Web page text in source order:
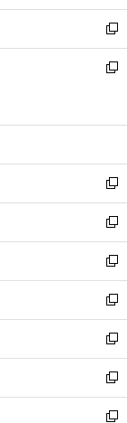
開
く
ウ
で
開
く
ン
ド
ウ
で
ウ
ィ
ン
ド
開
新
し
い
ン
ウ
で
開
く
新
ウ
ン
ド
ウ
で
開
く
新
し
い
ウ
ィ
ン
ド
ウ
で
開
く
新
し
い
ウ
ィ
ン
ド
ウ
で
開
く
新
し
い
ウ
ィ
ン
ド
ウ
で
新
し
い
ウ
ィ
ン
ド
新
し
い
ウ
ィ
新
し
い